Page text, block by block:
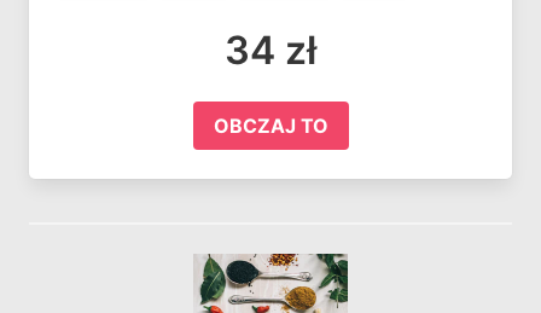
34 zł
OBCZAJ TO